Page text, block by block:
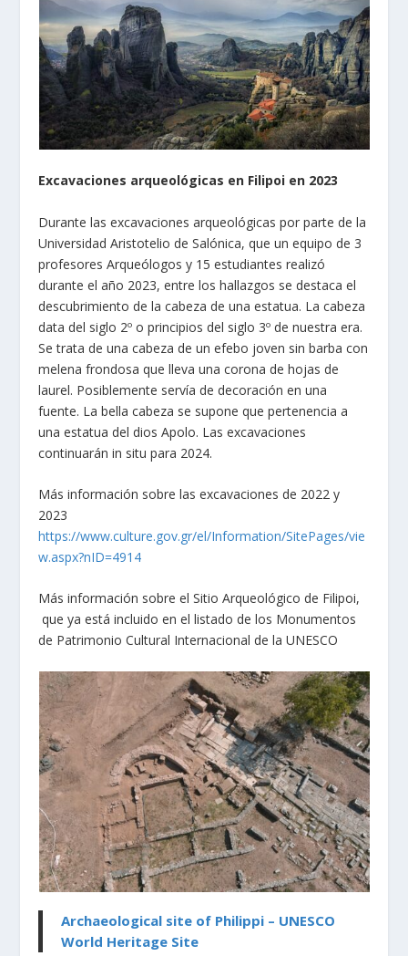
Excavaciones arqueológicas en Filipoi en 2023
Durante las excavaciones arqueológicas por parte de la
Universidad Aristotelio de Salónica, que un equipo de 3
profesores Arqueólogos y 15 estudiantes realizó
durante el año 2023, entre los hallazgos se destaca el
descubrimiento de la cabeza de una estatua. La cabeza
data del siglo 2º o principios del siglo 3º de nuestra era.
Se trata de una cabeza de un efebo joven sin barba con
melena frondosa que lleva una corona de hojas de
laurel. Posiblemente servía de decoración en una
fuente. La bella cabeza se supone que pertenencia a
una estatua del dios Apolo. Las excavaciones
continuarán in situ para 2024.
Más información sobre las excavaciones de 2022 y
2023
https://www.culture.gov.gr/el/Information/SitePages/vie
w.aspx?nID=4914
Más información sobre el Sitio Arqueológico de Filipoi,
que ya está incluido en el listado de los Monumentos
de Patrimonio Cultural Internacional de la UNESCO
Archaeological site of Philippi – UNESCO
World Heritage Site